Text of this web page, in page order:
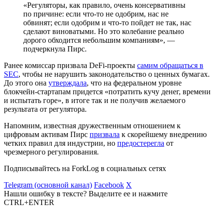
«Регуляторы, как правило, очень консервативны
по причине: если что-то не одобрим, нас не
обвинят; если одобрим и что-то пойдет не так, нас
сделают виноватыми. Но это колебание реально
дорого обходится небольшим компаниям», —
подчеркнула Пирс.
Ранее комиссар призвала DeFi-проекты самим обращаться в
SEC, чтобы не нарушить законодательство о ценных бумагах.
До этого она утверждала, что на федеральном уровне
блокчейн-стартапам придется «потратить кучу денег, времени
и испытать горе», в итоге так и не получив желаемого
результата от регулятора.
Напомним, известная дружественным отношением к
цифровым активам Пирс призвала к скорейшему внедрению
четких правил для индустрии, но предостерегла от
чрезмерного регулирования.
Подписывайтесь на ForkLog в социальных сетях
Telegram (основной канал) Facebook X
Нашли ошибку в тексте? Выделите ее и нажмите
CTRL+ENTER